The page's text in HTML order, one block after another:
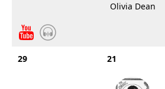
Olivia Dean
29 21